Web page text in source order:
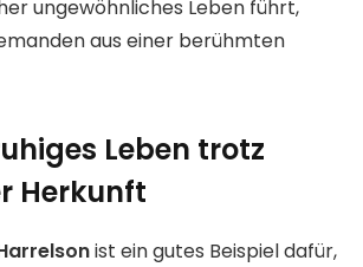
ungewöhnliches Leben führt,
aus einer berühmten
Leben trotz
Herkunft
ist ein gutes Beispiel dafür,